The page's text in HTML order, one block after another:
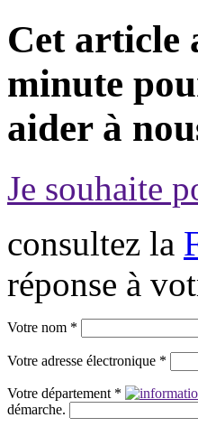
Cet article
minute
aider à
Je souhaite
consultez la
réponse à
Votre nom *
Votre adresse électronique *
Votre département *
démarche.